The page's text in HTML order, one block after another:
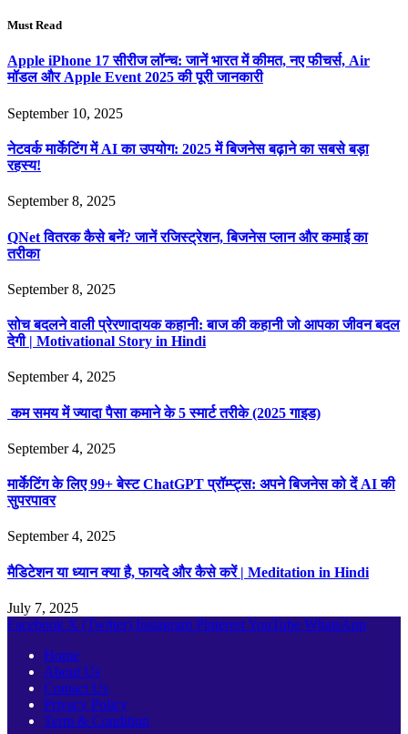
Must Read
Apple iPhone 17 सीरीज लॉन्च: जानें भारत में कीमत, नए फीचर्स, Air
मॉडल और Apple Event 2025 की पूरी जानकारी
September 10, 2025
नेटवर्क मार्केटिंग में AI का उपयोग: 2025 में बिजनेस बढ़ाने का सबसे बड़ा
रहस्य!
September 8, 2025
QNet वितरक कैसे बनें? जानें रजिस्ट्रेशन, बिजनेस प्लान और कमाई का
तरीका
September 8, 2025
सोच बदलने वाली प्रेरणादायक कहानी: बाज की कहानी जो आपका जीवन बदल
देगी | Motivational Story in Hindi
September 4, 2025
कम समय में ज्यादा पैसा कमाने के 5 स्मार्ट तरीके (2025 गाइड)
September 4, 2025
मार्केटिंग के लिए 99+ बेस्ट ChatGPT प्रॉम्प्ट्स: अपने बिजनेस को दें AI की
सुपरपावर
September 4, 2025
मैडिटेशन या ध्यान क्या है, फायदे और कैसे करें | Meditation in Hindi
July 7, 2025
Facebook X (Twitter) Instagram PinterestYouTube WhatsApp
Home
About Us
Contact Us
Privacy Policy
Term & Condition